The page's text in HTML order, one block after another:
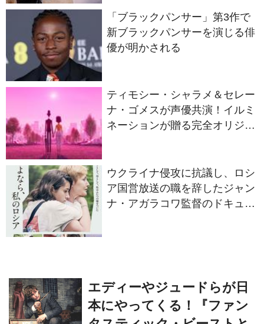
「ブラックパンサー」第3作で
新ブラックパンサーを演じる俳
優が明かされる
ティモシー・シャラメ＆セレー
ナ・ゴメスが声優共演！イルミ
ネーションが贈る完全オリジナ
ウクライナ侵攻に抗議し、ロシ
ア国営放送の職を辞したジャン
ナ・アガラコワ監督のドキュメ
エディーやジュードらが日
本にやってくる！『ファン